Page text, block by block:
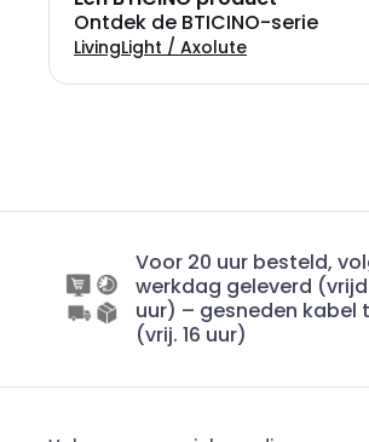
Ontdek de BTICINO-serie
LivingLight / Axolute
Voor 20 uur besteld,
werkdag geleverd
uur) – gesneden kabel
(vrij. 16 uur)